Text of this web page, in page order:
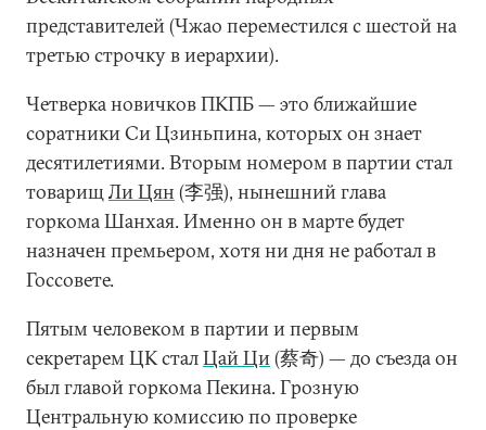
представителей (Чжао переместился с шестой на
третью строчку в иерархии).
Четверка новичков ПКПБ — это ближайшие
соратники Си Цзиньпина, которых он знает
десятилетиями. Вторым номером в партии стал
товарищЛи Цян (李强), нынешний глава
горкома Шанхая. Именно он в марте будет
назначен премьером, хотя ни дня не работал в
Госсовете.
Пятым человеком в партии и первым
секретарем ЦК сталЦай Ци(蔡奇) — до съезда он
был главой горкома Пекина. Грозную
Центральную комиссию по проверке